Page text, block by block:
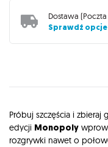
Dostawa (Poczta
Sprawdź
Opis
Próbuj szczęścia i
edycji Monopoly
rozgrywki nawet o